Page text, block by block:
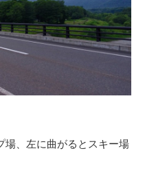
場、左に曲がるとスキー場